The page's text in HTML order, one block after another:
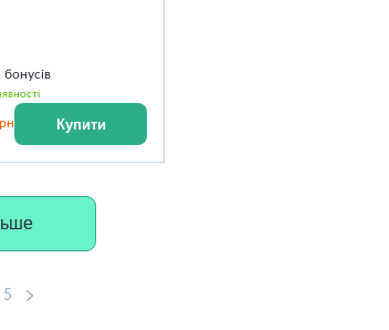
бонусів
Купити
5